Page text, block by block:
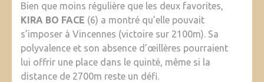
Bien que moins régulière que les deux favorites,
KIRA BO FACE (6) a montré qu’elle pouvait
s’imposer à Vincennes (victoire sur 2100m). Sa
polyvalence et son absence d’œillères pourraient
lui offrir une place dans le quinté, même si la
distance de 2700m reste un défi.